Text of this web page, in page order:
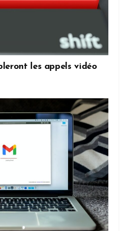
les appels vidéo